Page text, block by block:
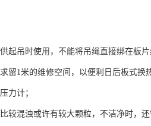
起吊时使用，不能将吊绳直接绑在板片
留1米的维修空间，以便利日后板式换
力计；
较混浊或许有较大颗粒，不洁净时，还